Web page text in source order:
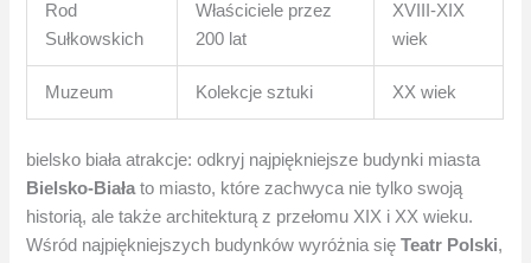
Rod
Sułkowskich
Właściciele przez
200 lat
XVIII-XIX
wiek
Muzeum Kolekcje sztuki XX wiek
bielsko biała atrakcje: odkryj najpiękniejsze budynki miasta
Bielsko-Białato miasto, które zachwyca nie tylko swoją
historią, ale także architekturą z przełomu XIX i XX wieku.
Wśród najpiękniejszych budynków wyróżnia sięTeatr Polski,